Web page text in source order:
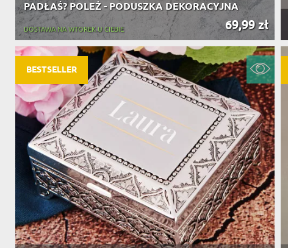
PADŁAŚ? POLEŻ - PODUSZKA DEKORACYJNA
69,99 zł
DOSTAWA NA WTOREK U CIEBIE
BESTSELLER